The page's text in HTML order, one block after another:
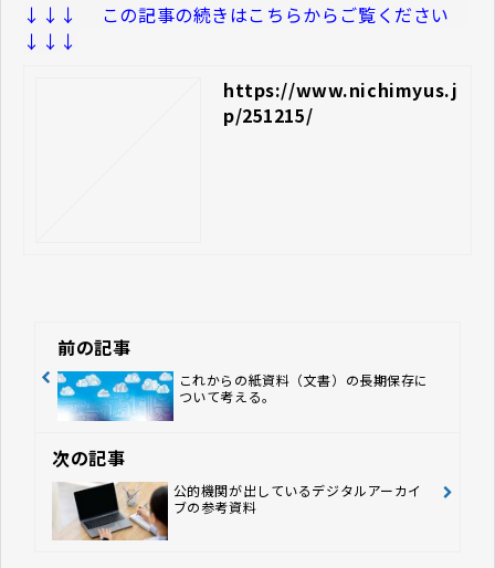
↓↓↓ この記事の続きはこちらからご覧ください
↓↓↓
https://www.nichimyus.j
p/251215/
前の記事
これからの紙資料（文書）の長期保存に
ついて考える。
次の記事
公的機関が出しているデジタルアーカイ
ブの参考資料